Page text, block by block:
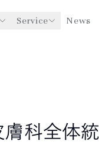
Service News
科全体